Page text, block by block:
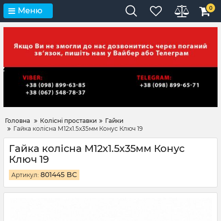
Меню 0
Головна Колісні проставки
Гайки
Гайка колісна М12x1.5x35мм Конус Ключ 19
Гайка колісна М12x1.5x35мм Конус
Ключ 19
Артикул: 801445 BC